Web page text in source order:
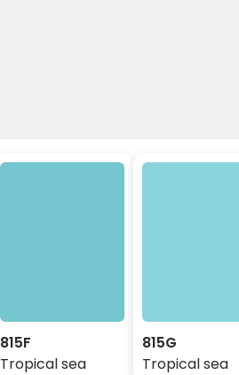
815F
Tropical sea
815G
Tropical sea